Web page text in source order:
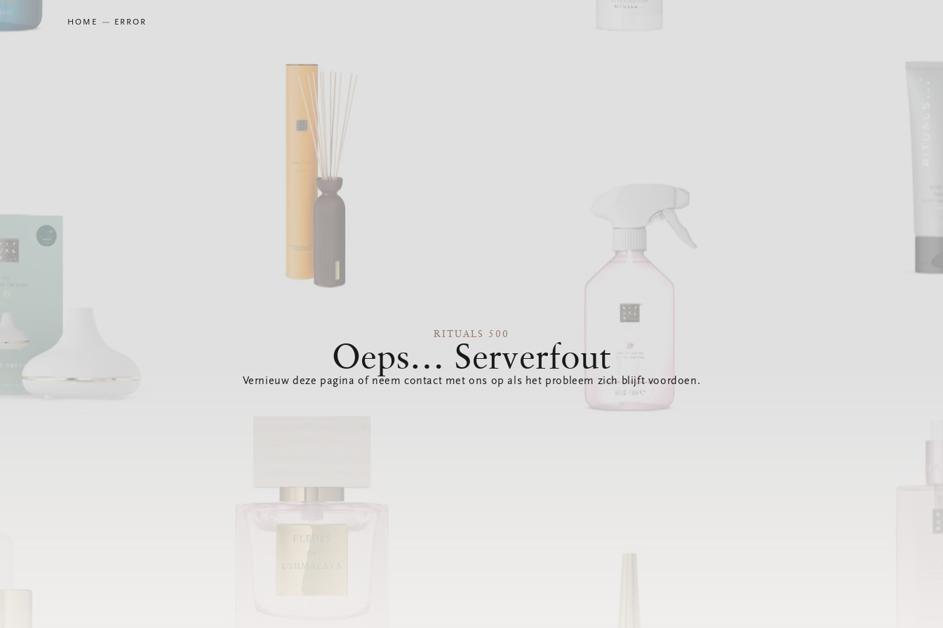
HOME ERROR
RITUALS 500
Oeps… Serverfout
Vernieuw deze pagina of neem contact met ons op als het probleem zich blijft voordoen.